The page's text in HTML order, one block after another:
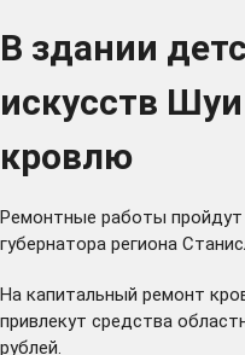
В здании
искусств
кровлю
Ремонтные работы пройдут
губернатора региона
На капитальный ремонт
привлекут средства
рублей.